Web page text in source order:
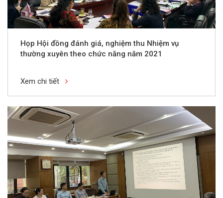
Họp Hội đồng đánh giá, nghiệm thu Nhiệm vụ
thường xuyên theo chức năng năm 2021
Xem chi tiết